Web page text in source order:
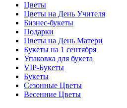
Цветы
Цветы на День Учителя
Бизнес-букеты
Подарки
Цветы на День Матери
Букеты на 1 сентября
Упаковка для букета
VIP-Букеты
Букеты
Сезонные Цветы
Весенние Цветы